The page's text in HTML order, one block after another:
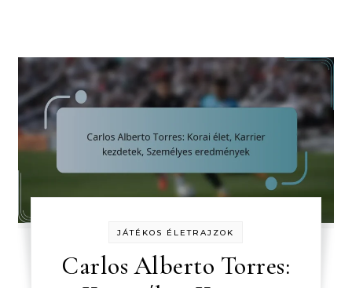
JÁTÉKOS ÉLETRAJZOK
Carlos Alberto Torres: